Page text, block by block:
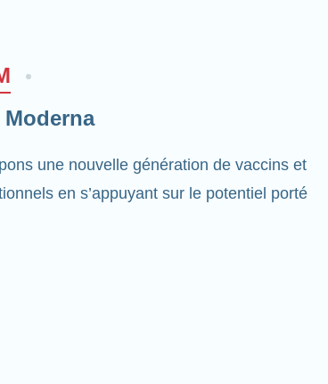
Moderna
une nouvelle génération de vaccins et
en s’appuyant sur le potentiel porté